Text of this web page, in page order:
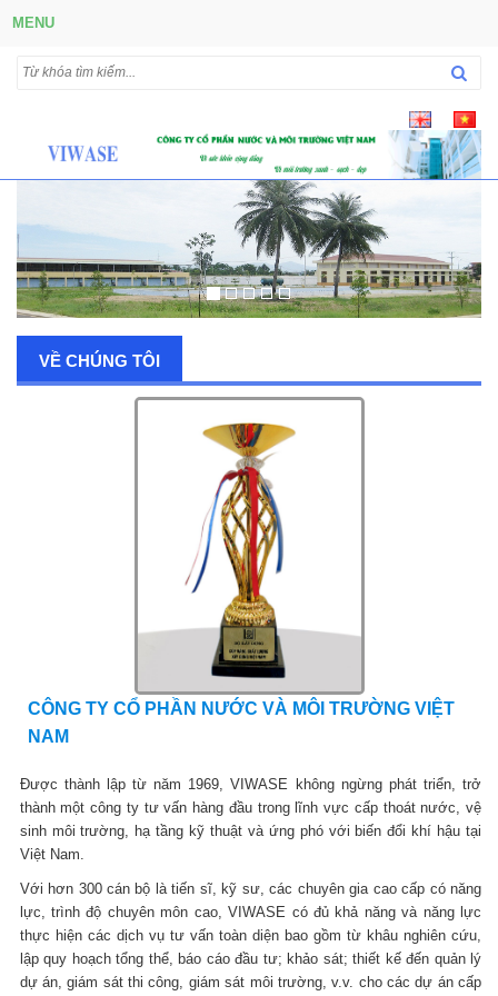
MENU
VỀ CHÚNG TÔI
CÔNG TY CỔ PHẦN NƯỚC VÀ MÔI TRƯỜNG VIỆT
NAM
Được thành lập từ năm 1969, VIWASE không ngừng phát triển, trở
thành một công ty tư vấn hàng đầu trong lĩnh vực cấp thoát nước, vệ
sinh môi trường, hạ tầng kỹ thuật và ứng phó với biến đổi khí hậu tại
Việt Nam.
Với hơn 300 cán bộ là tiến sĩ, kỹ sư, các chuyên gia cao cấp có năng
lực, trình độ chuyên môn cao, VIWASE có đủ khả năng và năng lực
thực hiện các dịch vụ tư vấn toàn diện bao gồm từ khâu nghiên cứu,
lập quy hoạch tổng thể, báo cáo đầu tư; khảo sát; thiết kế đến quản lý
dự án, giám sát thi công, giám sát môi trường, v.v. cho các dự án cấp